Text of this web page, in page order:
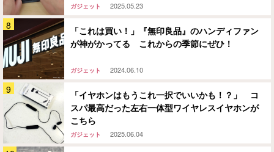
ガジェット 2025.05.23
「これは買い！」『無印良品』のハンディファン
が神がかってる これからの季節にぜひ！
ガジェット 2024.06.10
「イヤホンはもうこれ一択でいいかも！？」 コ
スパ最高だった左右一体型ワイヤレスイヤホンが
こちら
ガジェット 2025.06.04